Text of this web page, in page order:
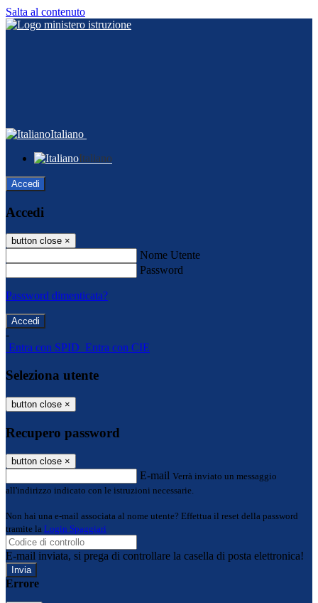
Salta al contenuto
Italiano
Italiano
Accedi
Accedi
button close ×
Nome Utente
Password
Password dimenticata?
-
Entra con SPID Entra con CIE
Seleziona utente
button close ×
Recupero password
button close ×
E-mail Verrà inviato un messaggio
all'indirizzo indicato con le istruzioni necessarie.
Non hai una e-mail associata al nome utente? Effettua il reset della password
tramite la Login Spaggiari
E-mail inviata, si prega di controllare la casella di posta elettronica!
Errore